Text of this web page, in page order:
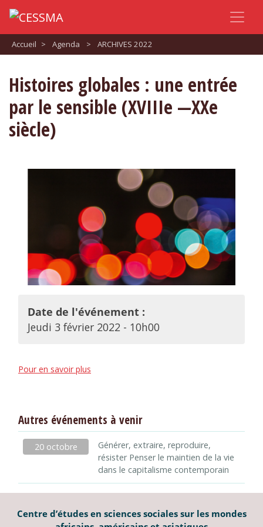
Accueil > Agenda > ARCHIVES 2022
Histoires globales : une entrée
par le sensible (XVIIIe —XXe
siècle)
Date de l'événement :
Jeudi 3 février 2022 - 10h00
Pour en savoir plus
Autres événements à venir
20 octobre
Générer, extraire, reproduire,
résister Penser le maintien de la vie
dans le capitalisme contemporain
Centre d’études en sciences sociales sur les mondes